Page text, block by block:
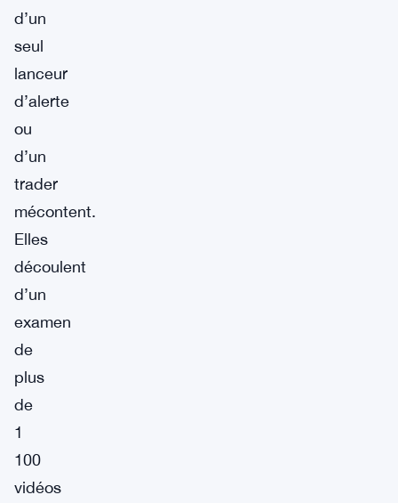
d’un
seul
lanceur
d’alerte
ou
d’un
trader
mécontent.
Elles
découlent
d’un
examen
de
plus
de
1
100
vidéos